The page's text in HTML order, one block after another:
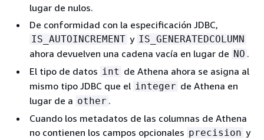
lugar de nulos.
De conformidad con la especificación JDBC,
IS_AUTOINCREMENT y IS_GENERATEDCOLUMN
ahora devuelven una cadena vacía en lugar de NO .
El tipo de datos int de Athena ahora se asigna al
mismo tipo JDBC que el integer de Athena en
lugar de a other .
Cuando los metadatos de las columnas de Athena
no contienen los campos opcionales precision y